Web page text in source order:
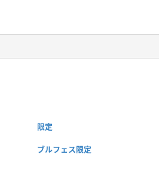
限定
ブルフェス限定